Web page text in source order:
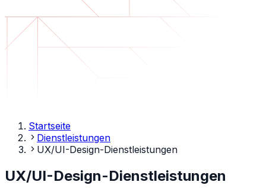
Startseite
Dienstleistungen
UX/UI-Design-Dienstleistungen
UX/UI-Design-Dienstleistungen